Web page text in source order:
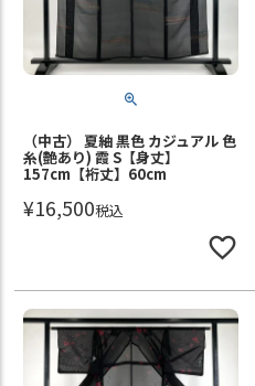
（中古） 夏紬 黒色 カジュアル 色
糸(艶あり) 霞 S【身丈】
157cm【裄丈】60cm
¥16,500税込